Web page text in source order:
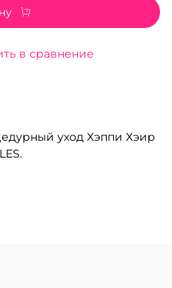
в сравнение
уход Хэппи Хэир